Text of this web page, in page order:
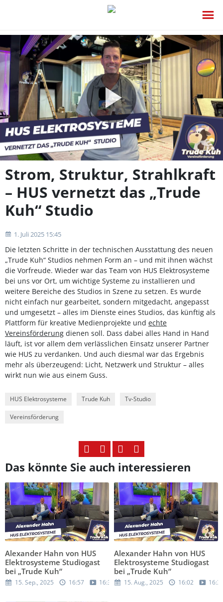
Video
Strom, Struktur, Strahlkraft
– HUS vernetzt das „Trude
Kuh“ Studio
1. Juli 2025 15:45
Die letzten Schritte in der technischen Ausstattung des neuen
„Trude Kuh“ Studios nehmen Form an – und mit ihnen wächst
die Vorfreude. Wieder war das Team von HUS Elektrosysteme
bei uns vor Ort, um wichtige Systeme zu installieren und
weitere Bereiche des Studios in Szene zu setzen. Es wurde
nicht einfach nur gearbeitet, sondern mitgedacht, angepasst
und umgesetzt – alles im Dienste eines Studios, das künftig als
Plattform für kreative Medienprojekte und echte
Vereinsförderung dienen soll. Dass dabei alles Hand in Hand
läuft, ist vor allem dem verlässlichen Einsatz unserer Partner
wie HUS zu verdanken. Und auch diesmal war das Ergebnis
mehr als überzeugend: Licht, Netzwerk und Struktur – alles
wirkt nun wie aus einem Guss.
HUS Elektrosysteme Trude Kuh Tv-Studio
Vereinsförderung
Das könnte Sie auch interessieren
Alexander Hahn von HUS
Elektrosysteme Studiogast
bei „Trude Kuh“
15. Sep., 2025 16:57 16:36
Alexander Hahn von HUS
Elektrosysteme Studiogast
bei „Trude Kuh“
15. Aug., 2025 16:02